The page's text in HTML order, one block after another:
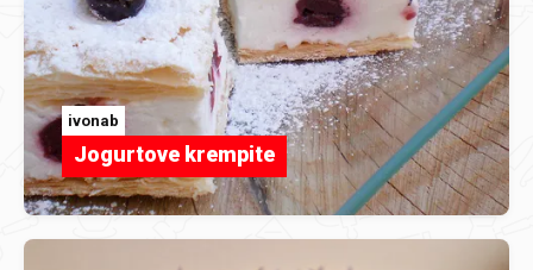
ivonab
Jogurtove krempite